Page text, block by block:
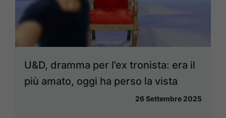
U&D, dramma per l’ex tronista: era il
più amato, oggi ha perso la vista
26 Settembre 2025